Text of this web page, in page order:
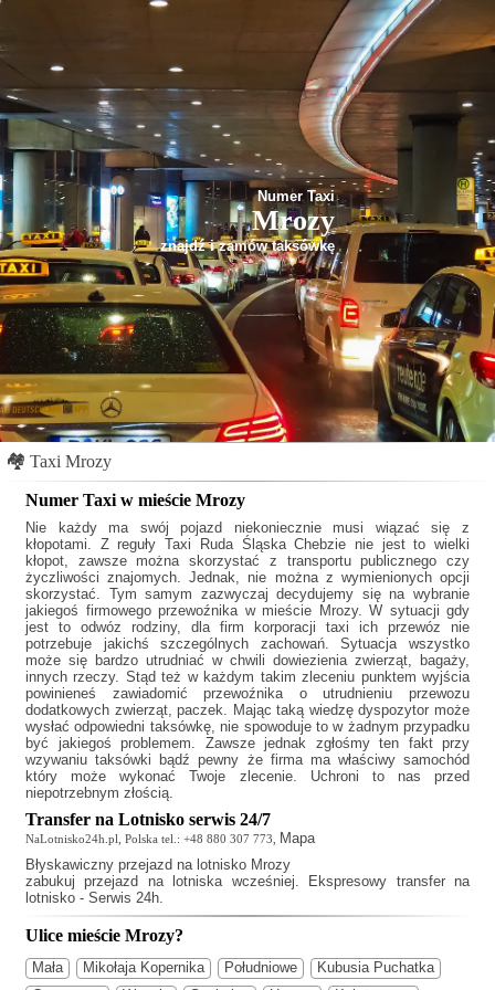
Numer Taxi
Mrozy
znajdź i zamów taksówkę
🏘 Taxi Mrozy
Numer Taxi w mieście Mrozy
Nie każdy ma swój pojazd niekoniecznie musi wiązać się z
kłopotami. Z regułyTaxi Ruda Śląska Chebzie nie jest to wielki
kłopot, zawsze można skorzystać z transportu publicznego czy
życzliwości znajomych. Jednak, nie można z wymienionych opcji
skorzystać. Tym samym zazwyczaj decydujemy się na wybranie
jakiegoś firmowego przewoźnika w mieście Mrozy. W sytuacji gdy
jest to odwóz rodziny, dla firm korporacji taxi ich przewóz nie
potrzebuje jakichś szczególnych zachowań. Sytuacja wszystko
może się bardzo utrudniać w chwili dowiezienia zwierząt, bagaży,
innych rzeczy. Stąd też w każdym takim zleceniu punktem wyjścia
powinieneś zawiadomić przewoźnika o utrudnieniu przewozu
dodatkowych zwierząt, paczek. Mając taką wiedzę dyspozytor może
wysłać odpowiedni taksówkę, nie spowoduje to w żadnym przypadku
być jakiegoś problemem. Zawsze jednak zgłośmy ten fakt przy
wzywaniu taksówki bądź pewny że firma ma właściwy samochód
który może wykonać Twoje zlecenie. Uchroni to nas przed
niepotrzebnym złością.
Transfer na Lotnisko serwis 24/7
NaLotnisko24h.pl, Polska tel.: +48 880 307 773, Mapa
Błyskawiczny przejazd na lotnisko Mrozy
zabukuj przejazd na lotniska wcześniej. Ekspresowy transfer na
lotnisko - Serwis 24h.
Ulice mieście Mrozy?
Mała Mikołaja Kopernika Południowe
Kubusia Puchatka